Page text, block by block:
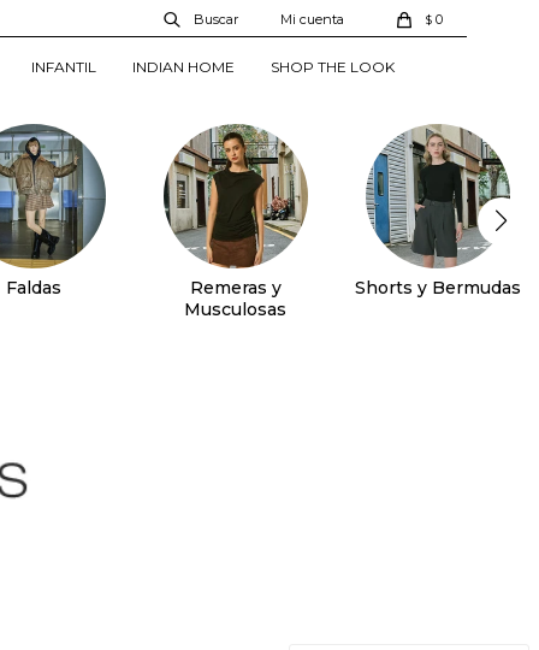
INFANTIL INDIAN HOME SHOP THE LOOK
$ 0
Faldas
Remeras y
Musculosas
Shorts y Bermudas